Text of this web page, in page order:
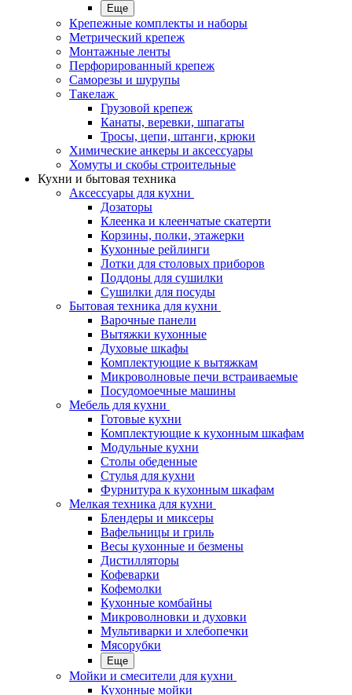
Еще
Крепежные комплекты и наборы
Метрический крепеж
Монтажные ленты
Перфорированный крепеж
Саморезы и шурупы
Такелаж
Грузовой крепеж
Канаты, веревки, шпагаты
Тросы, цепи, штанги, крюки
Химические анкеры и аксессуары
Хомуты и скобы строительные
Кухни и бытовая техника
Аксессуары для кухни
Дозаторы
Клеенка и клеенчатые скатерти
Корзины, полки, этажерки
Кухонные рейлинги
Лотки для столовых приборов
Поддоны для сушилки
Сушилки для посуды
Бытовая техника для кухни
Варочные панели
Вытяжки кухонные
Духовые шкафы
Комплектующие к вытяжкам
Микроволновые печи встраиваемые
Посудомоечные машины
Мебель для кухни
Готовые кухни
Комплектующие к кухонным шкафам
Модульные кухни
Столы обеденные
Стулья для кухни
Фурнитура к кухонным шкафам
Мелкая техника для кухни
Блендеры и миксеры
Вафельницы и гриль
Весы кухонные и безмены
Дистилляторы
Кофеварки
Кофемолки
Кухонные комбайны
Микроволновки и духовки
Мультиварки и хлебопечки
Мясорубки
Еще
Мойки и смесители для кухни
Кухонные мойки